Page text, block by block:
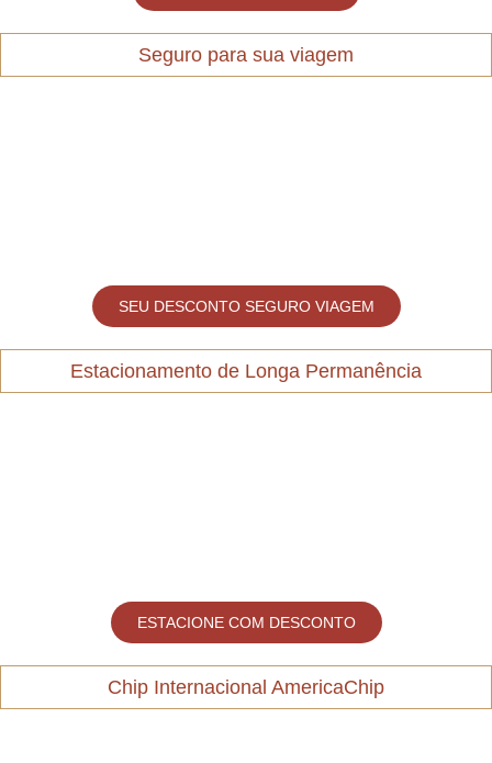
Seguro para sua viagem
SEU DESCONTO SEGURO VIAGEM
Estacionamento de Longa Permanência
ESTACIONE COM DESCONTO
Chip Internacional AmericaChip